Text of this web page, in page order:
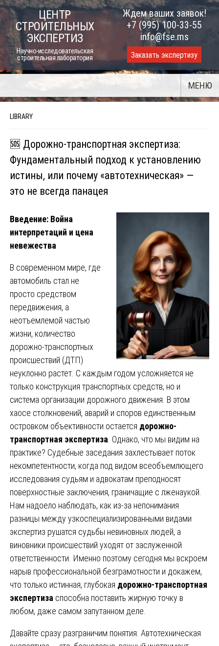
Skip
to
content
ЦЕНТР
СТРОИТЕЛЬНЫХ
ЭКСПЕРТИЗ
Научно-исследовательская
строительная лаборатория
Ждем ваших заявок!
+7 (995) 100-33-55
info@fse.ms
Заказать экспертизу
МЕНЮ
LIBRARY
🆘 Дорожно-транспортная экспертиза:
Фундаментальный подход к установлению
истины, или почему «автотехническая» —
это не всегда панацея
Введение: Война
интерпретаций и цена
невежества
В современном мире, где
автомобиль стал не
просто средством
передвижения, а
неотъемлемой частью
жизни, количество
дорожно-транспортных
происшествий (ДТП)
неуклонно растет. С каждым годом усложняется не
только конструкция транспортных средств, но и
система организации дорожного движения. В этом
хаосе столкновений, аварий и споров единственным
островком объективности остается дорожно-
транспортная экспертиза . Однако, что мы видим на
практике? Судебные заседания захлестывает поток
некомпетентности, когда под видом всеобъемлющего
исследования судьям и адвокатам преподносят
поверхностные заключения, граничащие с лженаукой.
Нам надоело наблюдать, как из-за непонимания
разницы между узкоспециализированными видами
экспертиз рушатся судьбы невиновных людей, а
виновники происшествий уходят от заслуженной
ответственности. Именно поэтому сегодня мы вскроем
нарыв профессиональной безграмотности и докажем,
что только истинная, глубокая дорожно-транспортная
экспертиза способна поставить жирную точку в
любом, даже самом запутанном деле.
Давайте сразу разграничим понятия. Автотехническая